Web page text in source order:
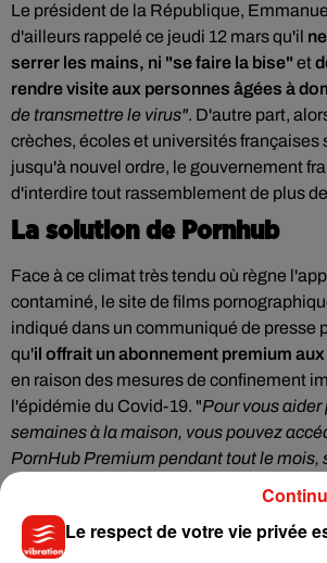
Le président de la République,
d'ailleurs rappelé ce jeudi 12 mars qu'il
serrer les mains, ni "se faire la bise"et
rendre visite aux personnes âgées à
de transmettre le virus". D'autre part,
crèches, écoles et universités françaises
jusqu'à nouvel ordre, le gouvernement
d'interdire tout rassemblement de plus
La solution de Pornhub
Face à ce climat très tendu où règne
contaminé, le site de films
indiqué dans un communiqué de presse
qu'il offrait un abonnement premium
en raison des mesures de confinement
l'épidémie du Covid-19. "Pour vous
semaines à la maison, vous pouvez
PornHub Premium pendant tout le mois,
Pornhub is donating its March proceeds
support Italy during this unfortunate
Le respect de votre vie privée